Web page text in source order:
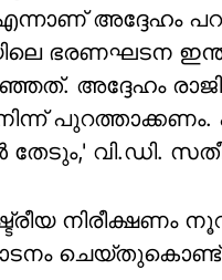
അദ്ദേഹം
ഭരണഘടന
അദ്ദേഹം
പുറത്താക്കണം.
വി.ഡി.
നിരീക്ഷണം